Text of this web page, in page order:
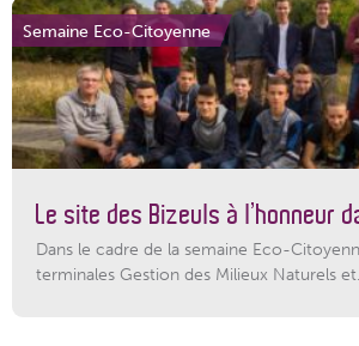
Semaine Eco-Citoyenne
Le site des Bizeuls à l’honneur
Dans le cadre de la semaine Eco-
terminales Gestion des Milieux Naturels et...